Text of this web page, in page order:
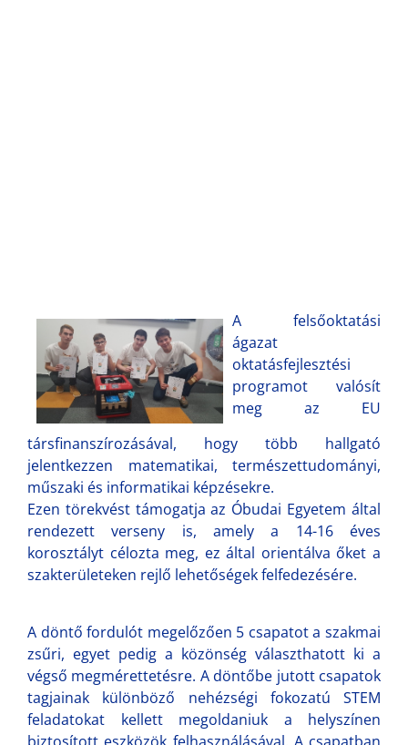
A felsőoktatási
ágazat
oktatásfejlesztési
programot valósít
meg az EU
társfinanszírozásával, hogy több hallgató
jelentkezzen matematikai, természettudományi,
műszaki és informatikai képzésekre.
Ezen törekvést támogatja az Óbudai Egyetem által
rendezett verseny is, amely a 14-16 éves
korosztályt célozta meg, ez által orientálva őket a
szakterületeken rejlő lehetőségek felfedezésére.
A döntő fordulót megelőzően 5 csapatot a szakmai
zsűri, egyet pedig a közönség választhatott ki a
végső megmérettetésre. A döntőbe jutott csapatok
tagjainak különböző nehézségi fokozatú STEM
feladatokat kellett megoldaniuk a helyszínen